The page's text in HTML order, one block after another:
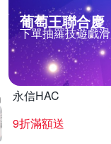
葡萄王聯合慶
下單抽羅技遊戲
永信HAC
9折滿額送